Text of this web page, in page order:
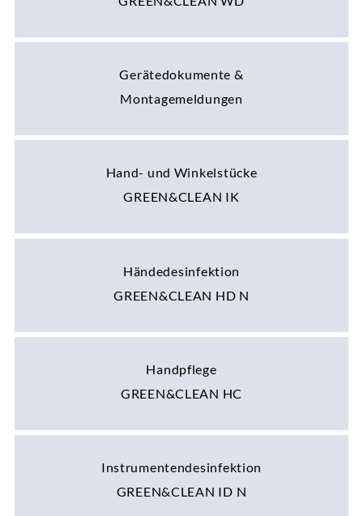
Gerätedokumente &
Montagemeldungen
Hand- und Winkelstücke
GREEN&CLEAN IK
Händedesinfektion
GREEN&CLEAN HD N
Handpflege
GREEN&CLEAN HC
Instrumentendesinfektion
GREEN&CLEAN ID N